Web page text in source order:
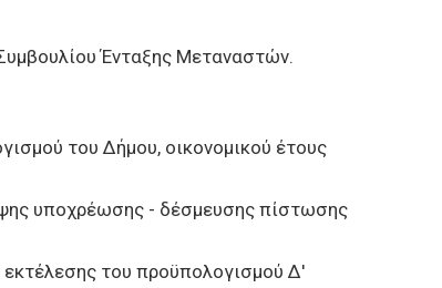
Ένταξης Μεταναστών.
του Δήμου, οικονομικού έτους
υποχρέωσης - δέσμευσης πίστωσης
του προϋπολογισμού Δ'